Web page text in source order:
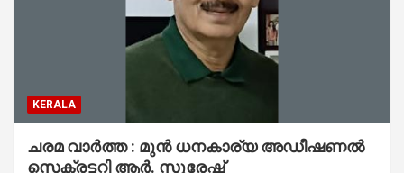
KERALA
ചരമ വാർത്ത : മുൻ ധനകാര്യ അഡീഷണൽ
സെക്രട്ടറി ആർ. സുരേഷ്